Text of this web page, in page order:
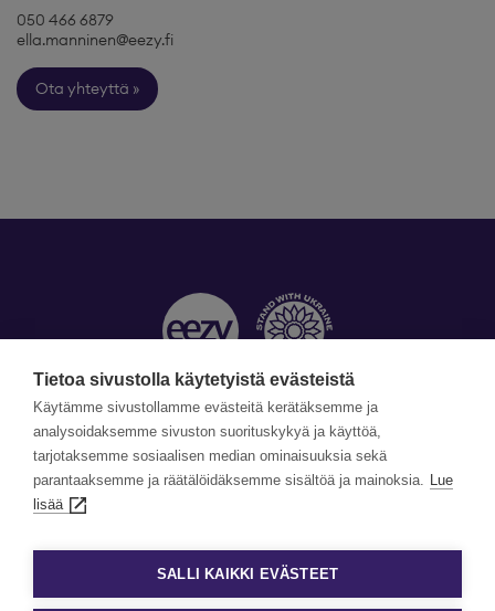
050 466 6879
ella.manninen@eezy.fi
Ota yhteyttä
Yhteystiedot »
©Copyright Eezy 2026
Tietosuojaselosteet
Evästekäytäntö
Evästeasetukset
Tietoa sivustolla käytetyistä evästeistä
Käytämme sivustollamme evästeitä kerätäksemme ja
analysoidaksemme sivuston suorituskykyä ja käyttöä,
tarjotaksemme sosiaalisen median ominaisuuksia sekä
parantaaksemme ja räätälöidäksemme sisältöä ja mainoksia. Lue
lisää
SALLI KAIKKI EVÄSTEET